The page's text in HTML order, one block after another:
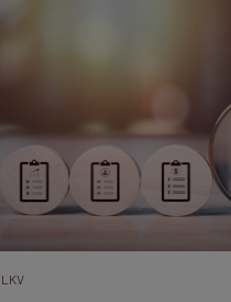
LKV